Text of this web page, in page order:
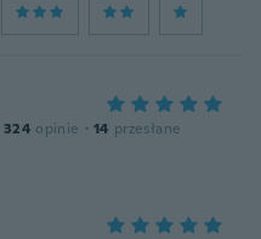
324 opinie · 14 przesłane